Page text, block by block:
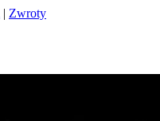
| Zwroty